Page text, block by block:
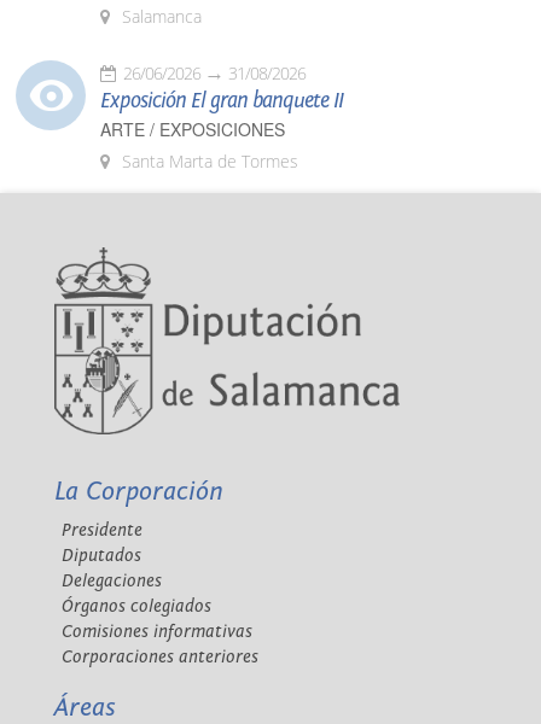
Salamanca
26/06/2026 31/08/2026
Exposición El gran banquete II
ARTE / EXPOSICIONES
Santa Marta de Tormes
La Corporación
Presidente
Diputados
Delegaciones
Órganos colegiados
Comisiones informativas
Corporaciones anteriores
Áreas